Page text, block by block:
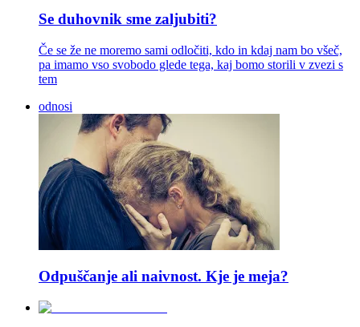
Se duhovnik sme zaljubiti?
Če se že ne moremo sami odločiti, kdo in kdaj nam bo všeč,
pa imamo vso svobodo glede tega, kaj bomo storili v zvezi s
tem
odnosi
Odpuščanje ali naivnost. Kje je meja?